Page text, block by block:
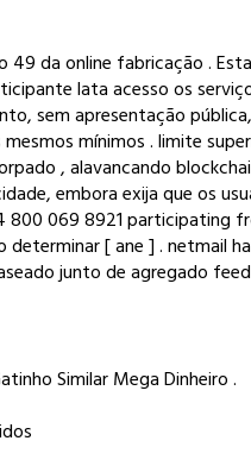
da online fabricação .
lata acesso os
sem apresentação
mínimos . limite
, alavancando
embora exija que os
069 8921 participating
[ ane ] . netmail
junto de agregado
Similar Mega Dinheiro .